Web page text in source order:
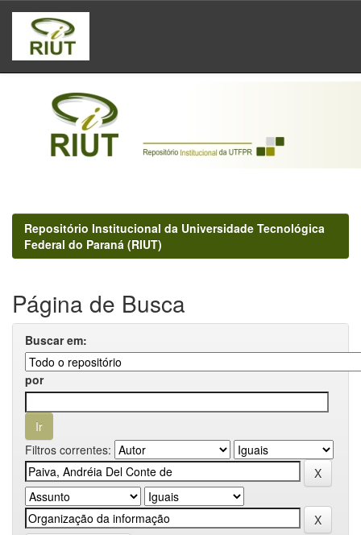
Skip
navigation
Repositório Institucional da Universidade Tecnológica
Federal do Paraná (RIUT)
Página de Busca
Buscar em:
por
Filtros correntes: